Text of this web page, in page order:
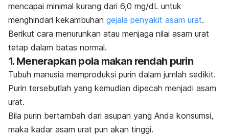
mencapai minimal kurang dari 6,0 mg/dL untuk
menghindari kekambuhan gejala penyakit asam urat.
Berikut cara menurunkan atau menjaga nilai asam urat
tetap dalam batas normal.
1. Menerapkan pola makan rendah purin
Tubuh manusia memproduksi purin dalam jumlah sedikit.
Purin tersebutlah yang kemudian dipecah menjadi asam
urat.
Bila purin bertambah dari asupan yang Anda konsumsi,
maka kadar asam urat pun akan tinggi.